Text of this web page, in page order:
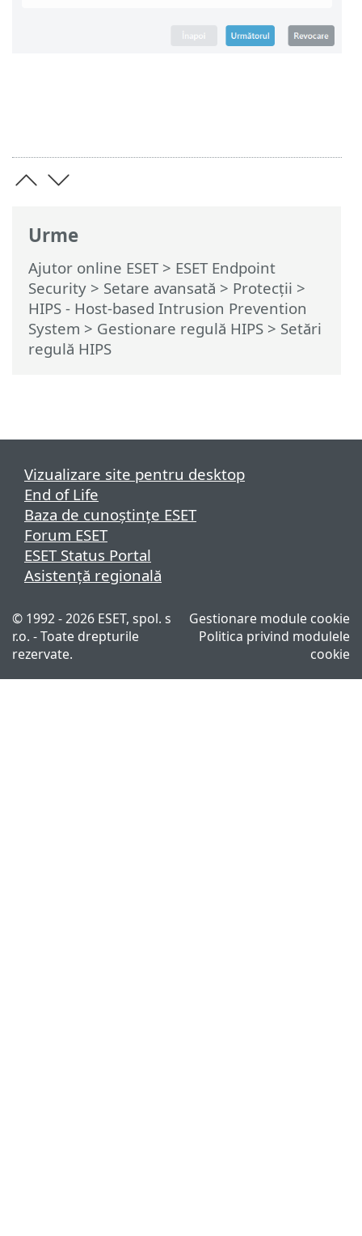
Urme
Ajutor online ESET> ESET Endpoint
Security > Setare avansată > Protecții >
HIPS - Host-based Intrusion Prevention
System > Gestionare regulă HIPS > Setări
regulă HIPS
Vizualizare site pentru desktop
End of Life
Baza de cunoștințe ESET
Forum ESET
ESET Status Portal
Asistenţă regională
© 1992 - 2026 ESET, spol. s
r.o. - Toate drepturile
rezervate.
Gestionare module cookie
Politica privind modulele
cookie